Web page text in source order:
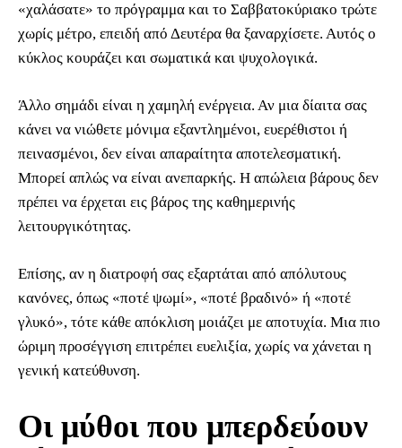
«χαλάσατε» το πρόγραμμα και το Σαββατοκύριακο τρώτε
χωρίς μέτρο, επειδή από Δευτέρα θα ξαναρχίσετε. Αυτός ο
κύκλος κουράζει και σωματικά και ψυχολογικά.
Άλλο σημάδι είναι η χαμηλή ενέργεια. Αν μια δίαιτα σας
κάνει να νιώθετε μόνιμα εξαντλημένοι, ευερέθιστοι ή
πεινασμένοι, δεν είναι απαραίτητα αποτελεσματική.
Μπορεί απλώς να είναι ανεπαρκής. Η απώλεια βάρους δεν
πρέπει να έρχεται εις βάρος της καθημερινής
λειτουργικότητας.
Επίσης, αν η διατροφή σας εξαρτάται από απόλυτους
κανόνες, όπως «ποτέ ψωμί», «ποτέ βραδινό» ή «ποτέ
γλυκό», τότε κάθε απόκλιση μοιάζει με αποτυχία. Μια πιο
ώριμη προσέγγιση επιτρέπει ευελιξία, χωρίς να χάνεται η
γενική κατεύθυνση.
Οι μύθοι που μπερδεύουν